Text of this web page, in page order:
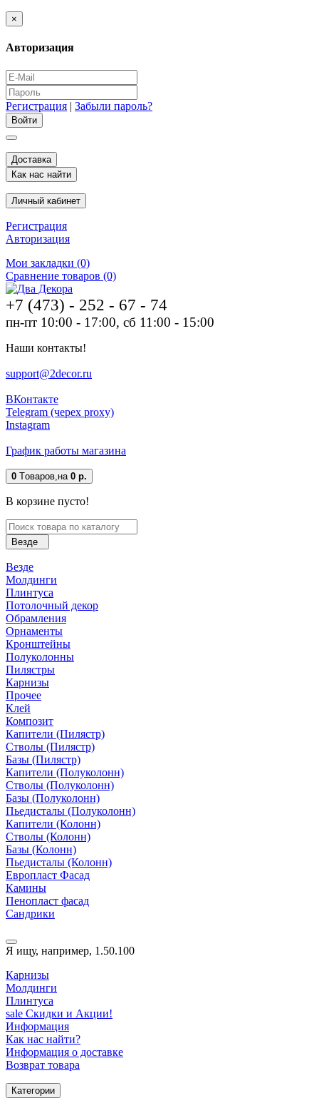
×
Авторизация
Регистрация | Забыли пароль?
Доставка
Как нас найти
Личный кабинет
Регистрация
Авторизация
Мои закладки (0)
Сравнение товаров (0)
+7 (473) - 252 - 67 - 74
пн-пт 10:00 - 17:00, сб 11:00 - 15:00
Наши контакты!
support@2decor.ru
ВКонтакте
Telegram (черех proxy)
Instagram
График работы магазина
0 Tоваров, на 0 р.
В корзине пусто!
Везде
Везде
Молдинги
Плинтуса
Потолочный декор
Обрамления
Орнаменты
Кронштейны
Полуколонны
Пилястры
Карнизы
Прочее
Клей
Композит
Капители (Пилястр)
Стволы (Пилястр)
Базы (Пилястр)
Капители (Полуколонн)
Стволы (Полуколонн)
Базы (Полуколонн)
Пьедисталы (Полуколонн)
Капители (Колонн)
Стволы (Колонн)
Базы (Колонн)
Пьедисталы (Колонн)
Европласт Фасад
Камины
Пенопласт фасад
Сандрики
Я ищу, например, 1.50.100
Карнизы
Молдинги
Плинтуса
sale Скидки и Акции!
Информация
Как нас найти?
Информация о доставке
Возврат товара
Категории